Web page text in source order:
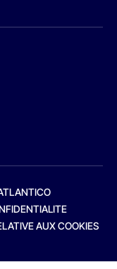
AUX COOKIES